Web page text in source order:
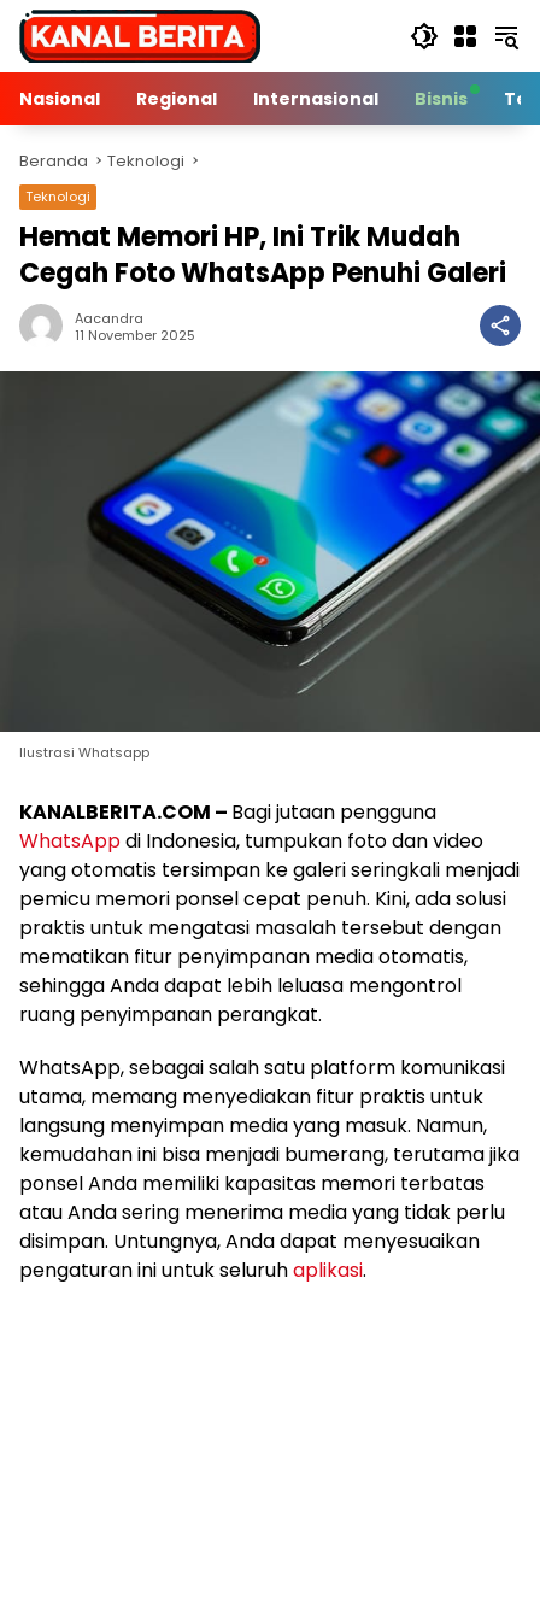
Langsung
konten
Nasional
Regional Internasional Bisnis
Beranda Teknologi
Teknologi
Hemat Memori HP, Ini Trik Mudah
Cegah Foto WhatsApp Penuhi Galeri
Aacandra
11 November 2025
Ilustrasi Whatsapp
KANALBERITA.COM – Bagi jutaan pengguna
WhatsAppdi Indonesia, tumpukan foto dan video
yang otomatis tersimpan ke galeri seringkali menjadi
pemicu memori ponsel cepat penuh. Kini, ada solusi
praktis untuk mengatasi masalah tersebut dengan
mematikan fitur penyimpanan media otomatis,
sehingga Anda dapat lebih leluasa mengontrol
ruang penyimpanan perangkat.
WhatsApp, sebagai salah satu platform komunikasi
utama, memang menyediakan fitur praktis untuk
langsung menyimpan media yang masuk. Namun,
kemudahan ini bisa menjadi bumerang, terutama jika
ponsel Anda memiliki kapasitas memori terbatas
atau Anda sering menerima media yang tidak perlu
disimpan. Untungnya, Anda dapat menyesuaikan
pengaturan ini untuk seluruhaplikasi.